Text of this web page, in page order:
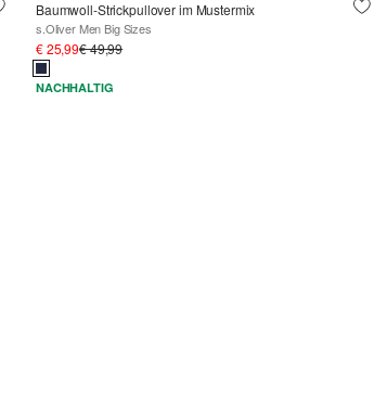
Baumwoll-Strickpullover im Mustermix
s.Oliver Men Big Sizes
€ 25,99€ 49,99
NACHHALTIG